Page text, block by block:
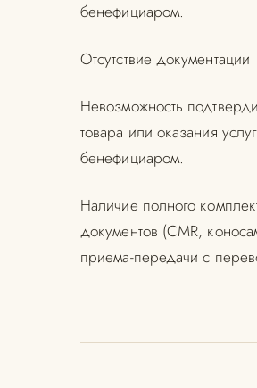
бенефициаром.
Отсутствие документации
Невозможность
товара или оказания
бенефициаром.
Наличие полного
документов (CMR,
приема-передачи с